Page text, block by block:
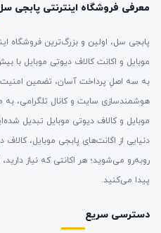
معرفی فروشگاه اینترنتی پابجی
پابجی سل، اولین و بزرگ‌ترین فروشگاه
به سه اصلِ پرداخت آسان، تضمین امنیت
هوشمندسازی سایت و کانال تلگرامی،
موبایل و کالاف دیوتی موبایل تبدیل
دنیایی از اکانت‌های پابجی موبایل، کالاف
روبه‌رو می‌شوید؛ هر اکانتی که نیاز
پیدا می‌کنید.
دسترسی سریع